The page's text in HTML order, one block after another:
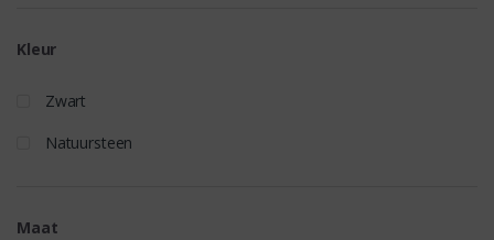
Kleur
Zwart
Natuursteen
Maat